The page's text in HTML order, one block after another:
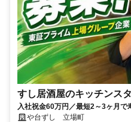
すし居酒屋のキッチンス
入社祝金60万円／最短2～3ヶ月で
食無料のまかないあり
や台ずし 立場町